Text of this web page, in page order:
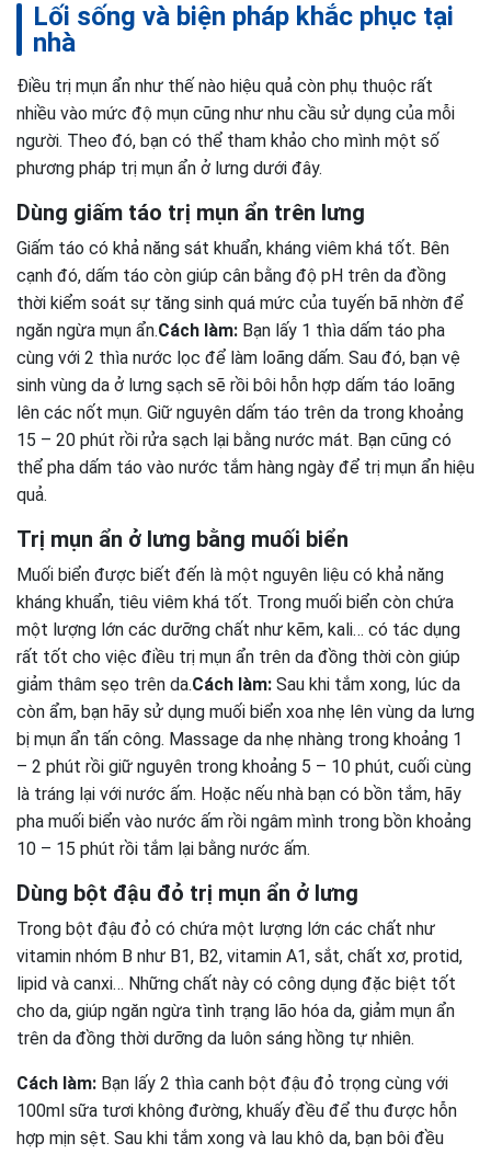
Lối sống và biện pháp khắc phục tại
nhà
Điều trị mụn ẩn như thế nào hiệu quả còn phụ thuộc rất
nhiều vào mức độ mụn cũng như nhu cầu sử dụng của mỗi
người. Theo đó, bạn có thể tham khảo cho mình một số
phương pháp trị mụn ẩn ở lưng dưới đây.
Dùng giấm táo trị mụn ẩn trên lưng
Giấm táo có khả năng sát khuẩn, kháng viêm khá tốt. Bên
cạnh đó, dấm táo còn giúp cân bằng độ pH trên da đồng
thời kiểm soát sự tăng sinh quá mức của tuyến bã nhờn để
ngăn ngừa mụn ẩn.Cách làm: Bạn lấy 1 thìa dấm táo pha
cùng với 2 thìa nước lọc để làm loãng dấm. Sau đó, bạn vệ
sinh vùng da ở lưng sạch sẽ rồi bôi hỗn hợp dấm táo loãng
lên các nốt mụn. Giữ nguyên dấm táo trên da trong khoảng
15 – 20 phút rồi rửa sạch lại bằng nước mát. Bạn cũng có
thể pha dấm táo vào nước tắm hàng ngày để trị mụn ẩn hiệu
quả.
Trị mụn ẩn ở lưng bằng muối biển
Muối biển được biết đến là một nguyên liệu có khả năng
kháng khuẩn, tiêu viêm khá tốt. Trong muối biển còn chứa
một lượng lớn các dưỡng chất như kẽm, kali… có tác dụng
rất tốt cho việc điều trị mụn ẩn trên da đồng thời còn giúp
giảm thâm sẹo trên da.Cách làm: Sau khi tắm xong, lúc da
còn ẩm, bạn hãy sử dụng muối biển xoa nhẹ lên vùng da lưng
bị mụn ẩn tấn công. Massage da nhẹ nhàng trong khoảng 1
– 2 phút rồi giữ nguyên trong khoảng 5 – 10 phút, cuối cùng
là tráng lại với nước ấm. Hoặc nếu nhà bạn có bồn tắm, hãy
pha muối biển vào nước ấm rồi ngâm mình trong bồn khoảng
10 – 15 phút rồi tắm lại bằng nước ấm.
Dùng bột đậu đỏ trị mụn ẩn ở lưng
Trong bột đậu đỏ có chứa một lượng lớn các chất như
vitamin nhóm B như B1, B2, vitamin A1, sắt, chất xơ, protid,
lipid và canxi… Những chất này có công dụng đặc biệt tốt
cho da, giúp ngăn ngừa tình trạng lão hóa da, giảm mụn ẩn
trên da đồng thời dưỡng da luôn sáng hồng tự nhiên.
Cách làm: Bạn lấy 2 thìa canh bột đậu đỏ trọng cùng với
100ml sữa tươi không đường, khuấy đều để thu được hỗn
hợp mịn sệt. Sau khi tắm xong và lau khô da, bạn bôi đều